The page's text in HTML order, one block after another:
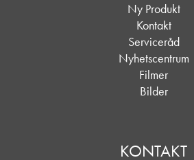
Ny Produkt
Kontakt
Serviceråd
Nyhetscentrum
Filmer
Bilder
KONTAKT